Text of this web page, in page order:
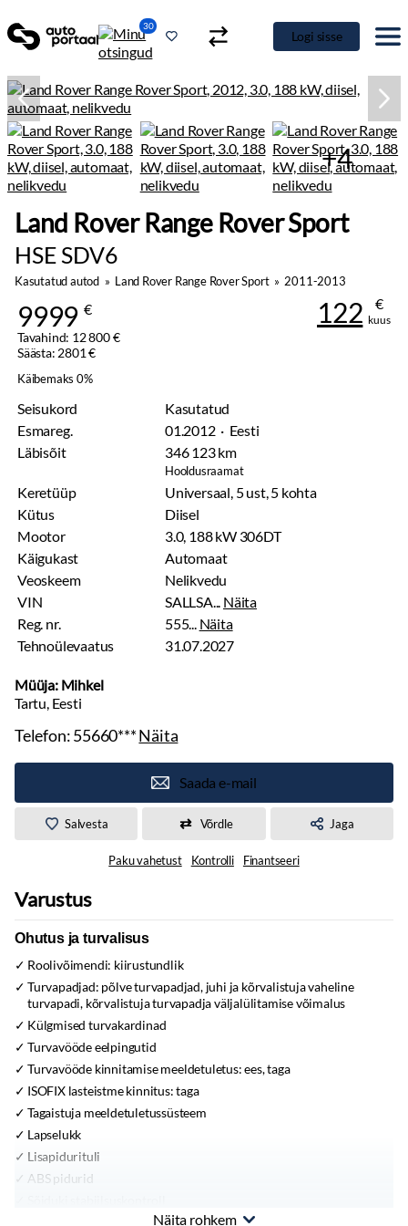
30
Logi sisse
+4
Land Rover Range Rover Sport
HSE SDV6
Kasutatud autod » Land Rover Range Rover Sport» 2011-2013
9999 €
Tavahind: 12 800 €
Säästa: 2801 €
122 €
kuus
Käibemaks 0%
Seisukord
Kasutatud
Esmareg.
01.2012 · Eesti
Läbisõit
346 123 km
Hooldusraamat
Keretüüp
Universaal, 5 ust, 5 kohta
Kütus
Diisel
Mootor
3.0, 188 kW 306DT
Käigukast
Automaat
Veoskeem
Nelikvedu
VIN
SALLSA... Näita
Reg. nr.
555... Näita
Tehnoülevaatus
31.07.2027
Müüja: Mihkel
Tartu, Eesti
Telefon:55660***Näita
Saada e-mail
Salvesta Võrdle Jaga
Paku vahetust Kontrolli Finantseeri
Varustus
Ohutus ja turvalisus
Roolivõimendi: kiirustundlik
Turvapadjad: põlve turvapadjad, juhi ja kõrvalistuja vaheline
turvapadi, kõrvalistuja turvapadja väljalülitamise võimalus
Külgmised turvakardinad
Turvavööde eelpingutid
Turvavööde kinnitamise meeldetuletus:ees, taga
ISOFIX lasteistme kinnitus:taga
Tagaistuja meeldetuletussüsteem
Lapselukk
Lisapidurituli
ABS pidurid
Näita rohkem